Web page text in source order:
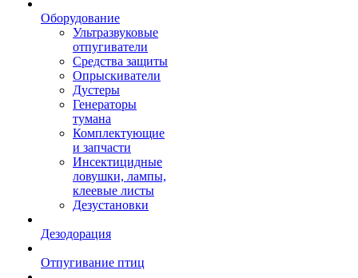
Оборудование
Ультразвуковые
отпугиватели
Средства защиты
Опрыскиватели
Дустеры
Генераторы
тумана
Комплектующие
и запчасти
Инсектицидные
ловушки, лампы,
клеевые листы
Дезустановки
Дезодорация
Отпугивание птиц